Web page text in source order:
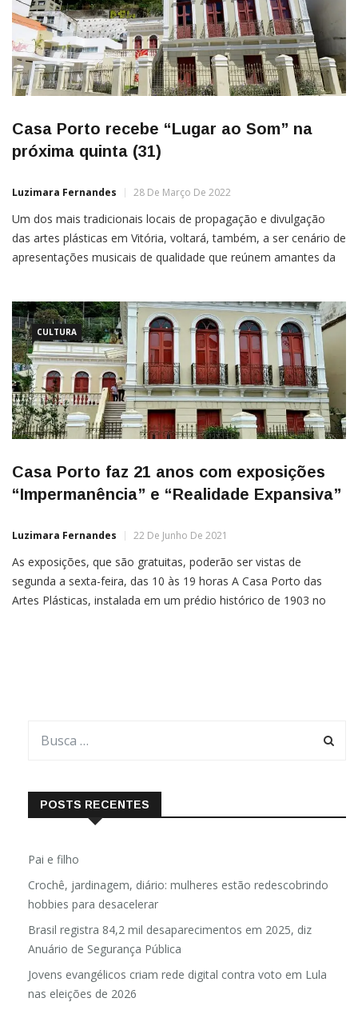
Casa Porto recebe “Lugar ao Som” na
próxima quinta (31)
Luzimara Fernandes 28 De Março De 2022
Um dos mais tradicionais locais de propagação e divulgação
das artes plásticas em Vitória, voltará, também, a ser cenário de
apresentações musicais de qualidade que reúnem amantes da
Histórico de Vitória, recebe, a partir das 20 horas, […]
CULTURA
Casa Porto faz 21 anos com exposições
“Impermanência” e “Realidade Expansiva”
Luzimara Fernandes 22 De Junho De 2021
As exposições, que são gratuitas, poderão ser vistas de
segunda a sexta-feira, das 10 às 19 horas A Casa Porto das
Artes Plásticas, instalada em um prédio histórico de 1903 no
POSTS RECENTES
Pai e filho
Crochê, jardinagem, diário: mulheres estão redescobrindo
hobbies para desacelerar
Brasil registra 84,2 mil desaparecimentos em 2025, diz
Anuário de Segurança Pública
Jovens evangélicos criam rede digital contra voto em Lula
nas eleições de 2026